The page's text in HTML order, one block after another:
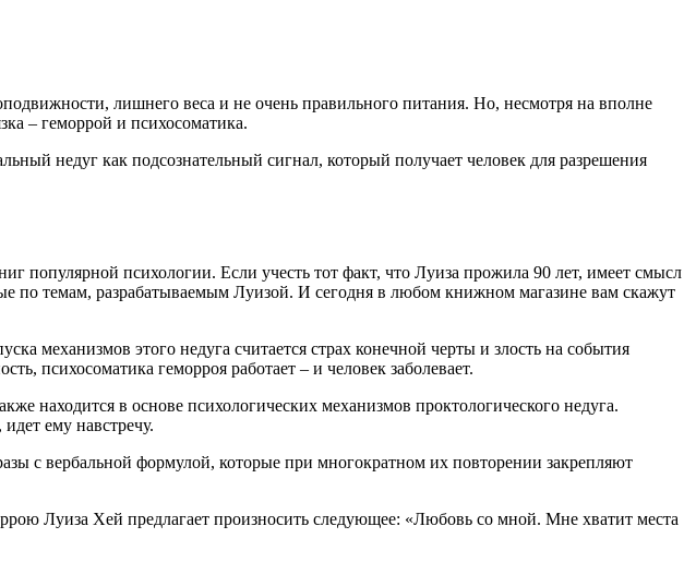
лишнего веса и не очень правильного питания. Но, несмотря на вполне
– геморрой и психосоматика.
недуг как подсознательный сигнал, который получает человек для разрешения
популярной психологии. Если учесть тот факт, что Луиза прожила 90 лет, имеет смысл
по темам, разрабатываемым Луизой. И сегодня в любом книжном магазине вам скажут
механизмов этого недуга считается страх конечной черты и злость на события
психосоматика геморроя работает – и человек заболевает.
находится в основе психологических механизмов проктологического недуга.
ему навстречу.
с вербальной формулой, которые при многократном их повторении закрепляют
Луиза Хей предлагает произносить следующее: «Любовь со мной. Мне хватит места